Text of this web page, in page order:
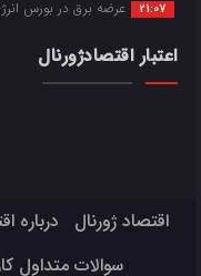
21:07 عرضه برق در بورس
اعتبار اقتصادژورنال
اقتصاد ژورنال درباره
سوالات متداول